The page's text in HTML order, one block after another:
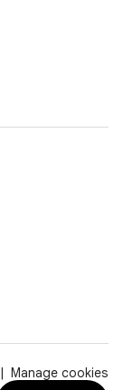
Manage cookies